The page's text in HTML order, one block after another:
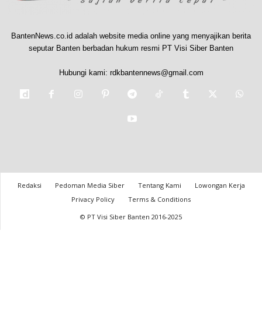
BantenNews.co.id adalah website media online yang menyajikan berita
seputar Banten berbadan hukum resmi PT Visi Siber Banten
Hubungi kami: rdkbantennews@gmail.com
Redaksi Pedoman Media Siber Tentang Kami
Lowongan Kerja
Privacy Policy
Terms & Conditions
© PT Visi Siber Banten 2016-2025